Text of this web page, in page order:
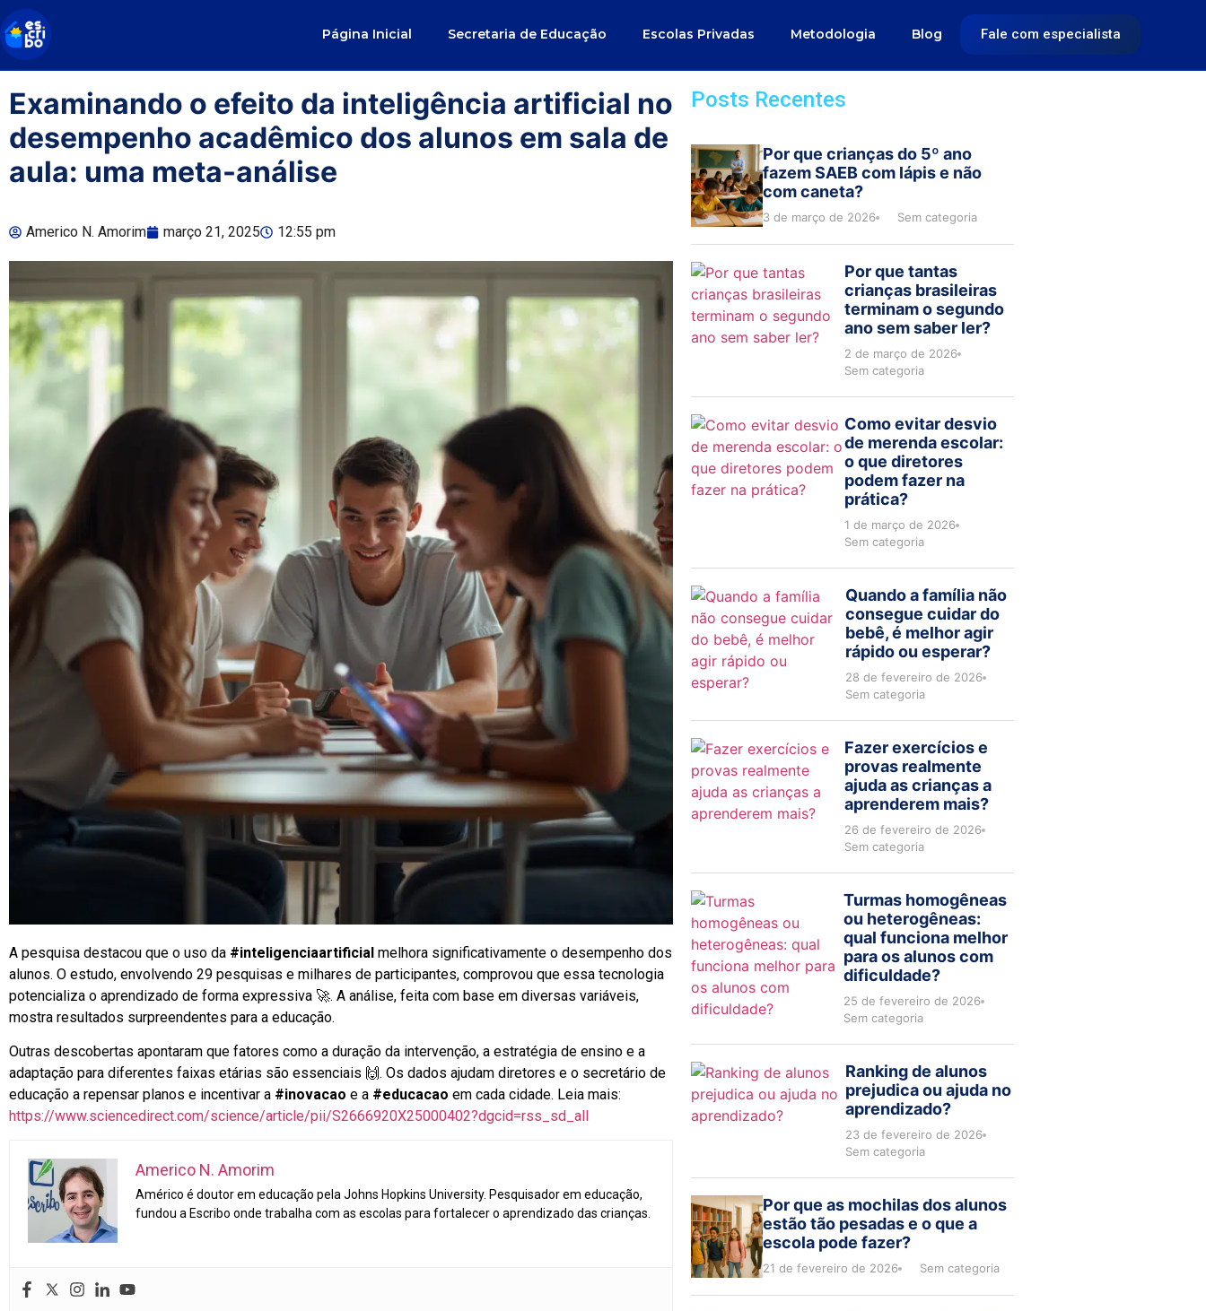
Página Inicial Secretaria de Educação Escolas Privadas Metodologia Blog Fale com especialista
Examinando o efeito da inteligência artificial no
desempenho acadêmico dos alunos em sala de
aula: uma meta-análise
Americo N. Amorim março 21, 2025 12:55 pm
A pesquisa destacou que o uso da #inteligenciaartificial melhora significativamente o desempenho dos
alunos. O estudo, envolvendo 29 pesquisas e milhares de participantes, comprovou que essa tecnologia
potencializa o aprendizado de forma expressiva 🚀. A análise, feita com base em diversas variáveis,
mostra resultados surpreendentes para a educação.
Outras descobertas apontaram que fatores como a duração da intervenção, a estratégia de ensino e a
adaptação para diferentes faixas etárias são essenciais 🙌. Os dados ajudam diretores e o secretário de
educação a repensar planos e incentivar a #inovacao e a #educacao em cada cidade. Leia mais:
https://www.sciencedirect.com/science/article/pii/S2666920X25000402?dgcid=rss_sd_all
Americo N. Amorim
Américo é doutor em educação pela Johns Hopkins University. Pesquisador em educação,
fundou a Escribo onde trabalha com as escolas para fortalecer o aprendizado das crianças.
Posts Recentes
Por que crianças do 5º ano
fazem SAEB com lápis e não
com caneta?
3 de março de 2026 Sem categoria
Por que tantas
crianças brasileiras
terminam o segundo
ano sem saber ler?
2 de março de 2026
Sem categoria
Como evitar desvio
de merenda escolar:
o que diretores
podem fazer na
prática?
1 de março de 2026
Sem categoria
Quando a família não
consegue cuidar do
bebê, é melhor agir
rápido ou esperar?
28 de fevereiro de 2026
Sem categoria
Fazer exercícios e
provas realmente
ajuda as crianças a
aprenderem mais?
26 de fevereiro de 2026
Sem categoria
Turmas homogêneas
ou heterogêneas:
qual funciona melhor
para os alunos com
dificuldade?
25 de fevereiro de 2026
Sem categoria
Ranking de alunos
prejudica ou ajuda no
aprendizado?
23 de fevereiro de 2026
Sem categoria
Por que as mochilas dos alunos
estão tão pesadas e o que a
escola pode fazer?
21 de fevereiro de 2026 Sem categoria